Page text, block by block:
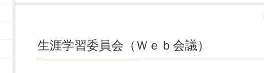
生涯学習委員会（Ｗｅｂ会議）